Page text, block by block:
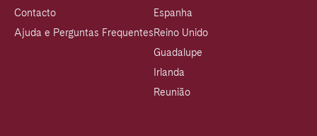
Contacto
Ajuda e Perguntas Frequentes
Espanha
Reino Unido
Guadalupe
Irlanda
Reunião